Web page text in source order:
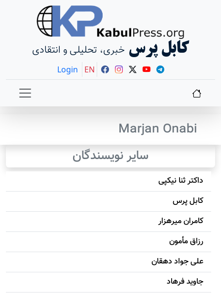
کابل پرس خبری، تحلیلی و انتقادی
Login EN
Marjan Onabi
سایر نویسندگان
داکتر ثنا نیکپی
کابل پرس
کامران میرهزار
رزاق مأمون
علی جواد دهقان
جاويد فرهاد